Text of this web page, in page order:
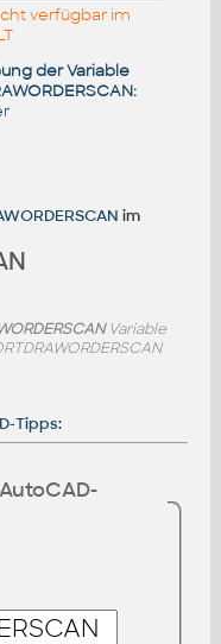
verfügbar im
der Variable
im
Variable
Tipps: